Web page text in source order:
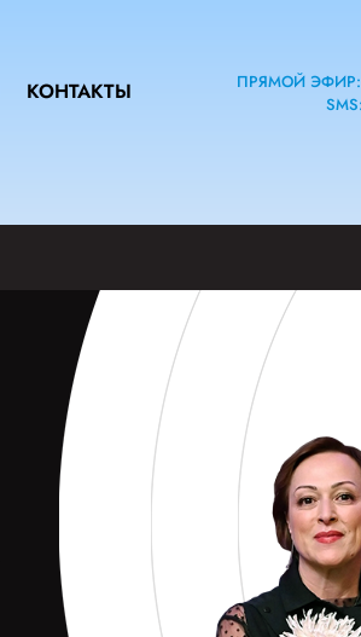
КОНТАКТЫ ПРЯМОЙ ЭФИР:
SMS: